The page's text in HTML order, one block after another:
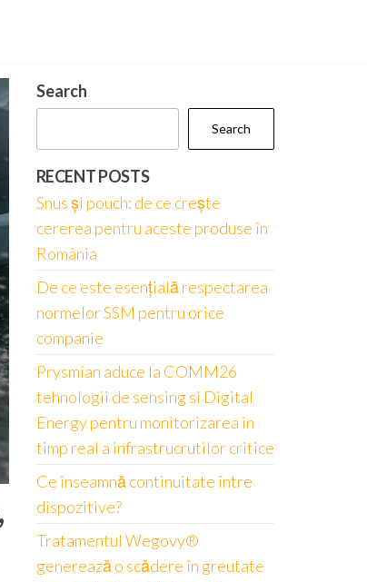
Search
Search
RECENT POSTS
Snus și pouch: de ce crește
cererea pentru aceste produse în
România
De ce este esențială respectarea
normelor SSM pentru orice
companie
Prysmian aduce la COMM26
tehnologii de sensing si Digital
Energy pentru monitorizarea in
timp real a infrastrucrutilor critice
Ce înseamnă continuitate între
dispozitive?
Tratamentul Wegovy®
generează o scădere în greutate